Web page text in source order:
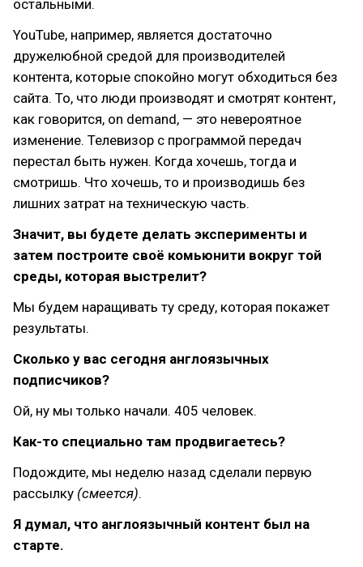
остальными.
YouTube, например, является достаточно
дружелюбной средой для производителей
контента, которые спокойно могут обходиться без
сайта. То, что люди производят и смотрят контент,
как говорится, on demand, — это невероятное
изменение. Телевизор с программой передач
перестал быть нужен. Когда хочешь, тогда и
смотришь. Что хочешь, то и производишь без
лишних затрат на техническую часть.
Значит, вы будете делать эксперименты и
затем построите своё комьюнити вокруг той
среды, которая выстрелит?
Мы будем наращивать ту среду, которая покажет
результаты.
Сколько у вас сегодня англоязычных
подписчиков?
Ой, ну мы только начали. 405 человек.
Как-то специально там продвигаетесь?
Подождите, мы неделю назад сделали первую
рассылку (смеется).
Я думал, что англоязычный контент был на
старте.